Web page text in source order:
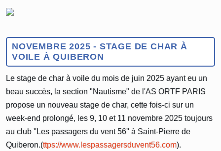
NOVEMBRE 2025 - STAGE DE CHAR À
VOILE À QUIBERON
Le stage de char à voile du mois de juin 2025 ayant eu un
beau succès, la section "Nautisme" de l'AS ORTF PARIS
propose un nouveau stage de char, cette fois-ci sur un
week-end prolongé, les 9, 10 et 11 novembre 2025 toujours
au club ''Les passagers du vent 56'' à Saint-Pierre de
Quiberon.(ttps://www.lespassagersduvent56.com).